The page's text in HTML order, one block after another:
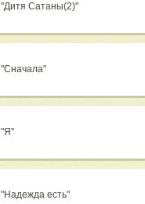
"Дитя Сатаны(2)"
"Сначала"
"Я"
"Надежда есть"